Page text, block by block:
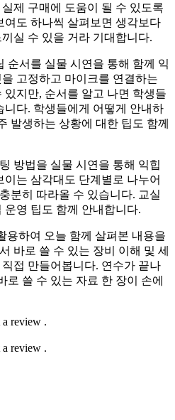
제 구매에 도움이 될 수 있도록
여도 하나씩 살펴보면 생각보다
실 수 있을 거라 기대합니다.
순서를 실물 시연을 통해 함께 익
고정하고 마이크를 연결하는
있지만, 순서를 알고 나면 학생들
니다. 학생들에게 어떻게 안내하
발생하는 상황에 대한 팁도 함께
방법을 실물 시연을 통해 익힙
이는 삼각대도 단계별로 나누어
분히 따라올 수 있습니다. 교실
운영 팁도 함께 안내합니다.
용하여 오늘 함께 살펴본 내용을
바로 쓸 수 있는 장비 이해 및 세
접 만들어봅니다. 연수가 끝나
로 쓸 수 있는 자료 한 장이 손에
review .
review .